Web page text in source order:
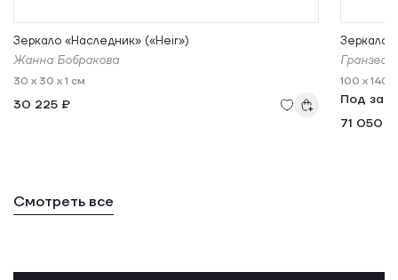
Зеркало «Наследник» («Heir»)
Жанна Бобракова
30 x 30 x 1 см
30 225 ₽
Зеркало
Гранзео
100 x 140
Под
71 050 ₽
Смотреть все